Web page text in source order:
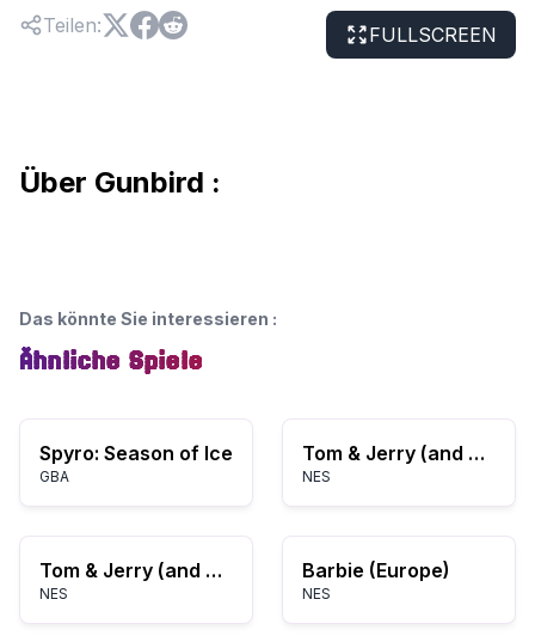
Teilen: FULLSCREEN
Über Gunbird :
Das könnte Sie interessieren :
Ähnliche Spiele
Spyro: Season of Ice
GBA
Tom & Jerry (and Tuffy) (USA)
NES
Tom & Jerry (and Tuffy) (Japan)
NES
Barbie (Europe)
NES